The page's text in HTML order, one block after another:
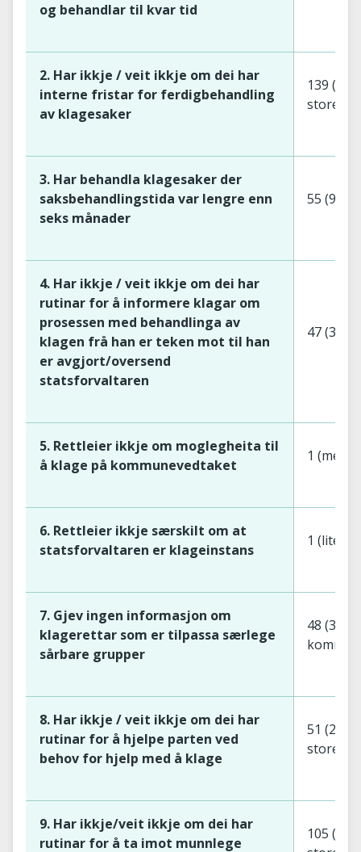
og behandlar til kvar tid
2. Har ikkje / veit ikkje om dei har
interne fristar for ferdigbehandling
av klagesaker
139 (59
store)
3. Har behandla klagesaker der
saksbehandlingstida var lengre enn
seks månader
55 (9
4. Har ikkje / veit ikkje om dei har
rutinar for å informere klagar om
prosessen med behandlinga av
klagen frå han er teken mot til han
er avgjort/oversend
statsforvaltaren
47 (30
5. Rettleier ikkje om moglegheita til
å klage på kommunevedtaket
1
6. Rettleier ikkje særskilt om at
statsforvaltaren er klageinstans
1 (liten)
7. Gjev ingen informasjon om
klagerettar som er tilpassa særlege
sårbare grupper
48 (31
8. Har ikkje / veit ikkje om dei har
rutinar for å hjelpe parten ved
behov for hjelp med å klage
51 (27
store)
9. Har ikkje/veit ikkje om dei har
rutinar for å ta imot munnlege
105 (56